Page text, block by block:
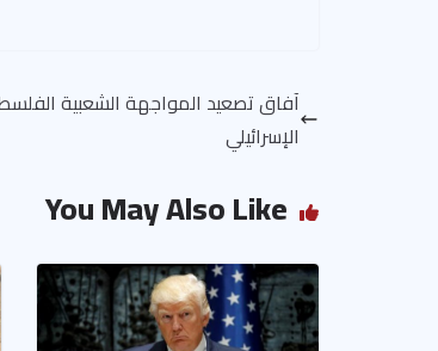
آفاق تصعيد المواجهة الشعبية
الإسرائيلي
You May Also Like